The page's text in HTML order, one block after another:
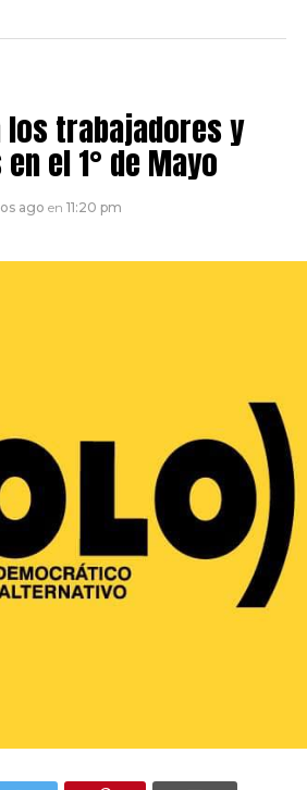
los trabajadores y
el 1° de Mayo
ago en 11:20 pm